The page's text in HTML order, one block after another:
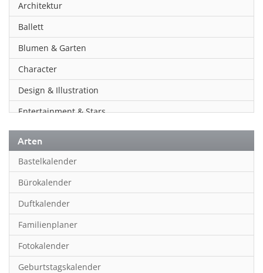
Architektur
Ballett
Blumen & Garten
Character
Design & Illustration
Entertainment & Stars
Erotik
Essen & Trinken
Familienplaner
Fantasy
Film
Fotokunst
Frauen
Arten
Bastelkalender
Bürokalender
Duftkalender
Familienplaner
Fotokalender
Geburtstagskalender